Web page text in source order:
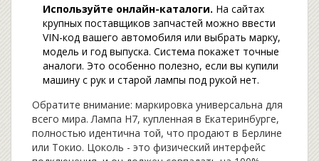
Используйте онлайн-каталоги. На сайтах
крупных поставщиков запчастей можно ввести
VIN-код вашего автомобиля или выбрать марку,
модель и год выпуска. Система покажет точные
аналоги. Это особенно полезно, если вы купили
машину с рук и старой лампы под рукой нет.
Обратите внимание: маркировка универсальна для
всего мира. Лампа H7, купленная в Екатеринбурге,
полностью идентична той, что продают в Берлине
или Токио. Цоколь - это физический интерфейс